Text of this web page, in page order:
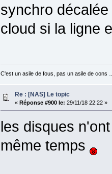
synchro
cloud si la ligne
C'est un asile de fous, pas un asile de cons
Re : [NAS] Le topic
« Réponse #900 le: 29/11/18 22:22 »
les disques
même temps